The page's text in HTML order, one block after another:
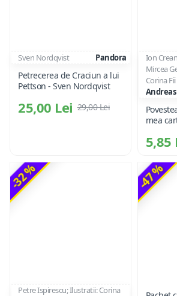
Sven Nordqvist Pandora
Petrecerea de Craciun a lui
Pettson - Sven Nordqvist
25,00 Lei 29,00 Lei
Ion
Mircea
Corina Fii
Andreas
mea
5,85
-32 %
Petre Ispirescu; Ilustratii: Corina
-47 %